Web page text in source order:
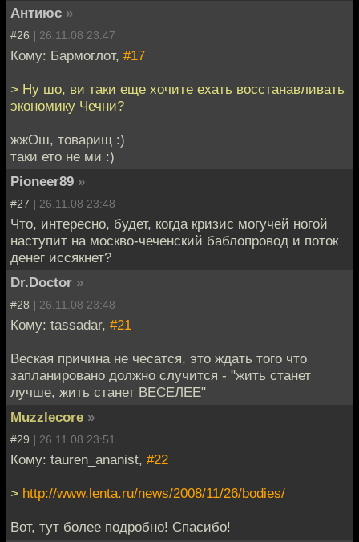
Антиюс »
#26 | 26.11.08 23:47
Кому: Бармоглот, #17
> Ну шо, ви таки еще хочите ехать восстанавливать
экономику Чечни?
жжОш, товарищ :)
таки ето не ми :)
Pioneer89 »
#27 | 26.11.08 23:48
Что, интересно, будет, когда кризис могучей ногой
наступит на москво-чеченский баблопровод и поток
денег иссякнет?
Dr.Doctor »
#28 | 26.11.08 23:48
Кому: tassadar, #21
Веская причина не чесатся, это ждать того что
запланировано должно случится - "жить станет
лучше, жить станет ВЕСЕЛЕЕ"
Muzzlecore »
#29 | 26.11.08 23:51
Кому: tauren_ananist, #22
> http://www.lenta.ru/news/2008/11/26/bodies/
Вот, тут более подробно! Спасибо!